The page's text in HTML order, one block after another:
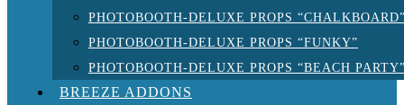
PHOTOBOOTH-DELUXE PROPS
PHOTOBOOTH-DELUXE PROPS “FUNKY”
PHOTOBOOTH-DELUXE PROPS “BEACH
BREEZE ADDONS